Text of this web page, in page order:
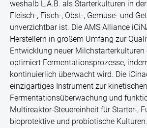
weshalb L.A.B. als Starterkulturen in
Fleisch-, Fisch-, Obst-, Gemüse- und
unverzichtbar ist. Die AMS Alliance
Herstellern in großem Umfang zur
Entwicklung neuer Milchstarterkulturen
optimiert Fermentationsprozesse,
kontinuierlich überwacht wird. Die
einzigartiges Instrument zur
Fermentationsüberwachung und
Multireaktor-Steuereinheit für Starter-,
bioprotektive und probiotische